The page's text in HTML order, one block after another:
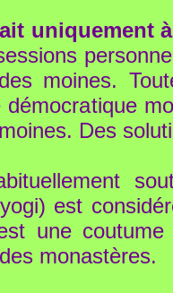
uniquement
moines.
Des
est
une
monastères.